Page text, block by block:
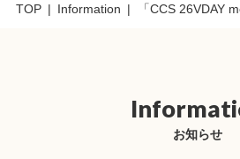
TOP Information 「CCS 26VDAY
お知らせ